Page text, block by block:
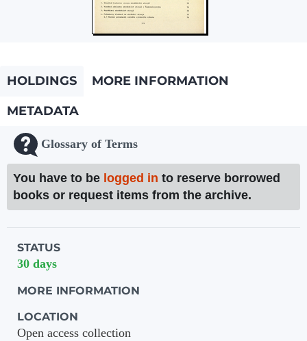
HOLDINGS
MORE INFORMATION
METADATA
Glossary of Terms
You have to be logged in to reserve borrowed
books or request items from the archive.
Holdings details from Knihovna UTB
STATUS
30 days
MORE INFORMATION
LOCATION
Open access collection